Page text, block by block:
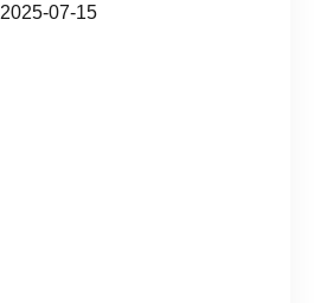
2025-07-15